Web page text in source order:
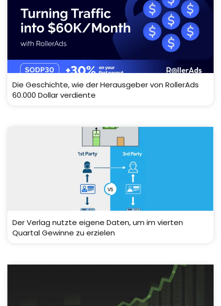
Die Geschichte, wie der Herausgeber von RollerAds
60.000 Dollar verdiente
Der Verlag nutzte eigene Daten, um im vierten
Quartal Gewinne zu erzielen